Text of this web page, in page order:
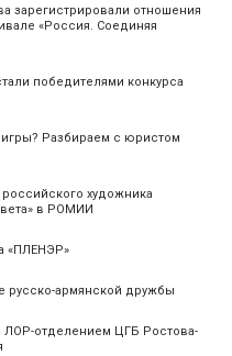
зарегистрировали отношения
«Россия. Соединяя
победителями конкурса
игры? Разбираем с юристом
художника
в РОМИИ
«ПЛЕНЭР»
русско-армянской дружбы
ЛОР-отделением ЦГБ Ростова-